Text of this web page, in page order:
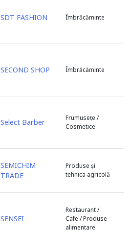
SDT FASHION Îmbrăcăminte
SECOND SHOP Îmbrăcăminte
Select Barber
Frumusețe /
Cosmetice
SEMICHIM
TRADE
Produse și
tehnica agricolă
SENSEI
Restaurant /
Cafe / Produse
alimentare